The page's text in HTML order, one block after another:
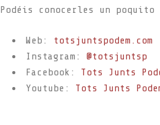
Podéis conocerles un
Web:
totsjuntspodem.com
Instagram: @totsjuntsp
Facebook: Tots Junts
Youtube: Tots Junts